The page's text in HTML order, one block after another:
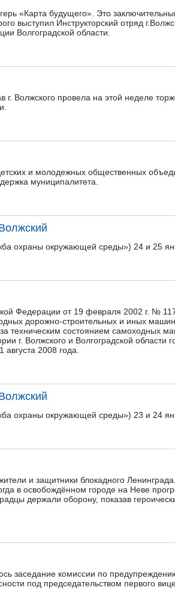
«Карта будущего». Это заключительный
выступил Инструкторский отряд
Волгоградской области.
Волжского провела на этой неделе
и молодежных общественных
муниципалитета.
охраны окружающей среды») 24 и 25
Федерации от 19 февраля 2002 г. №
дорожно-строительных и иных
техническим состоянием самоходных
г. Волжского и Волгоградской области
2008 года.
охраны окружающей среды») 23 и 24
и защитники блокадного
в освобождённом городе на Неве
держали оборону, показав
заседание комиссии по
под председательством первого